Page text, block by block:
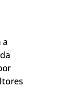
a